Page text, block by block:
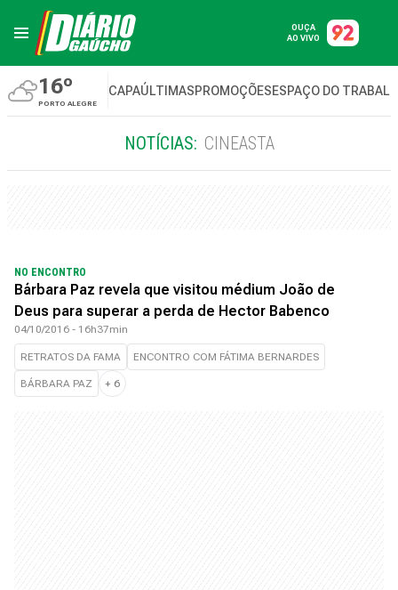
OUÇA
AO VIVO
16º
PORTO ALEGRE
CAPAÚLTIMASPROMOÇÕESESPAÇO DO
NOTÍCIAS: CINEASTA
NO ENCONTRO
Bárbara Paz revela que visitou médium João de
Deus para superar a perda de Hector Babenco
04/10/2016 - 16h37min
RETRATOS DA FAMA ENCONTRO COM FÁTIMA BERNARDES
BÁRBARA PAZ + 6